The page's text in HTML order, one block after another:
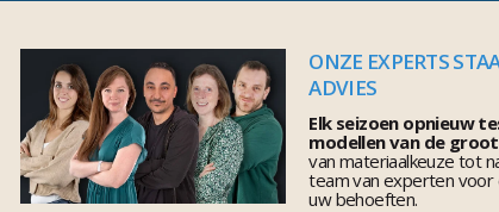
ONZE EXPERTS
ADVIES
Elk seizoen opnieuw
modellen van de
van materiaalkeuze tot
team van experten voor
uw behoeften.